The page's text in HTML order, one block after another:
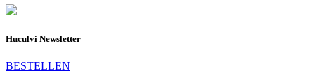
Huculvi Newsletter
BESTELLEN